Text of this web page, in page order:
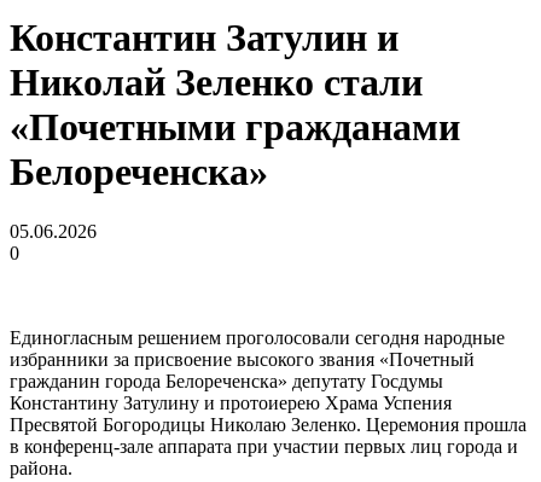
Константин Затулин и
Николай Зеленко стали
«Почетными гражданами
Белореченска»
05.06.2026
0
Единогласным решением проголосовали сегодня народные
избранники за присвоение высокого звания «Почетный
гражданин города Белореченска» депутату Госдумы
Константину Затулину и протоиерею Храма Успения
Пресвятой Богородицы Николаю Зеленко. Церемония прошла
в конференц-зале аппарата при участии первых лиц города и
района.